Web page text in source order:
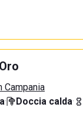
Campania
· Doccia calda·